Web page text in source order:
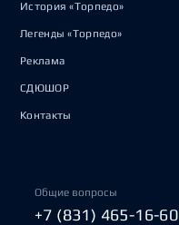
История «Торпедо»
Легенды «Торпедо»
Реклама
СДЮШОР
Контакты
Общие вопросы
+7 (831) 465-16-60